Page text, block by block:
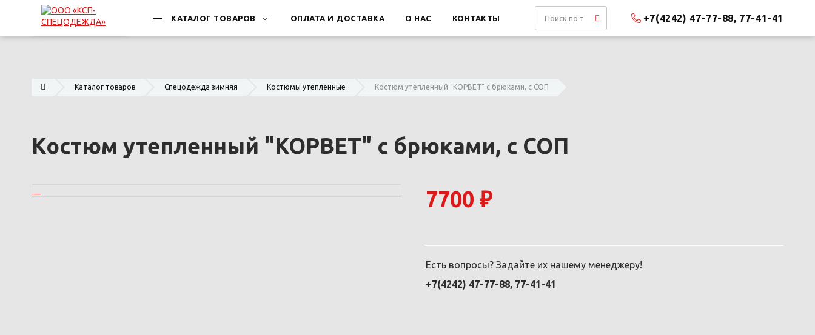
КАТАЛОГ ТОВАРОВ ОПЛАТА И ДОСТАВКА О НАС КОНТАКТЫ +7(4242) 47-77-88, 77-41-41
Каталог товаров Спецодежда зимняя Костюмы утеплённые Костюм утепленный "КОРВЕТ" с брюками, с СОП
Костюм утепленный "КОРВЕТ" с брюками, с СОП
7700 ₽
Есть вопросы? Задайте их нашему менеджеру!
+7(4242) 47-77-88, 77-41-41